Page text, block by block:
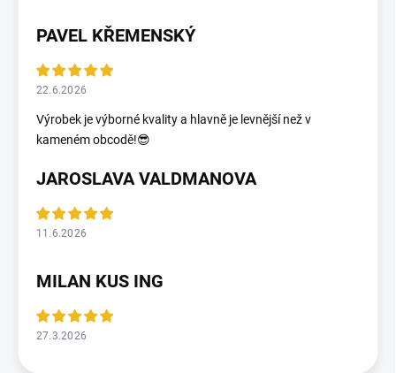
PAVEL KŘEMENSKÝ
22.6.2026
Výrobek je výborné kvality a hlavně je levnější než v
kameném obcodě!😎
JAROSLAVA VALDMANOVA
11.6.2026
MILAN KUS ING
27.3.2026